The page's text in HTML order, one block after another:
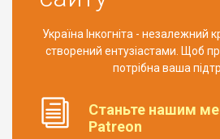
Україна Інкогніта - незалежний
створений ентузіастами. Щоб
потрібна ваша
Станьте нашим
Patreon